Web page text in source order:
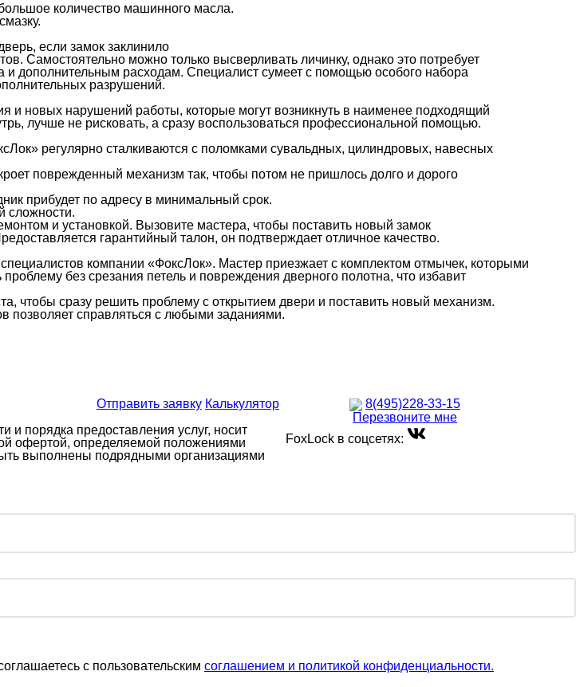
количество машинного масла.
Самостоятельно можно только высверливать личинку, однако это потребует
дополнительным расходам. Специалист сумеет с помощью особого набора
разрушений.
и новых нарушений работы, которые могут возникнуть в наименее подходящий
лучше не рисковать, а сразу воспользоваться профессиональной помощью.
регулярно сталкиваются с поломками сувальдных, цилиндровых, навесных
поврежденный механизм так, чтобы потом не пришлось долго и дорого
прибудет по адресу в минимальный срок.
сложности.
и установкой. Вызовите мастера, чтобы поставить новый замок
гарантийный талон, он подтверждает отличное качество.
компании «ФоксЛок». Мастер приезжает с комплектом отмычек, которыми
без срезания петель и повреждения дверного полотна, что избавит
чтобы сразу решить проблему с открытием двери и поставить новый механизм.
позволяет справляться с любыми заданиями.
Отправить заявку Калькулятор
8(495)228-33-15
Перезвоните мне
порядка предоставления услуг, носит
офертой, определяемой положениями
выполнены подрядными организациями
FoxLock в соцсетях:
c пользовательским соглашением и политикой конфиденциальности.